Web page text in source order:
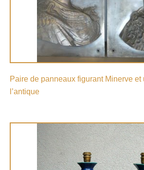
Paire de panneaux figurant Minerve et
l’antique